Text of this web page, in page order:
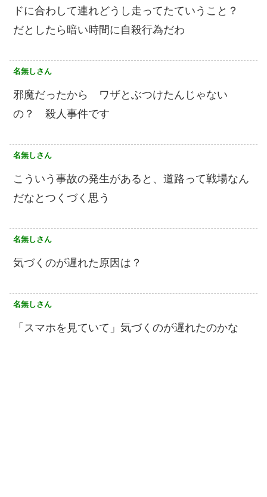
ドに合わして連れどうし走ってたていうこと？
だとしたら暗い時間に自殺行為だわ
名無しさん
邪魔だったから ワザとぶつけたんじゃない
の？ 殺人事件です
名無しさん
こういう事故の発生があると、道路って戦場なん
だなとつくづく思う
名無しさん
気づくのが遅れた原因は？
名無しさん
「スマホを見ていて」気づくのが遅れたのかな